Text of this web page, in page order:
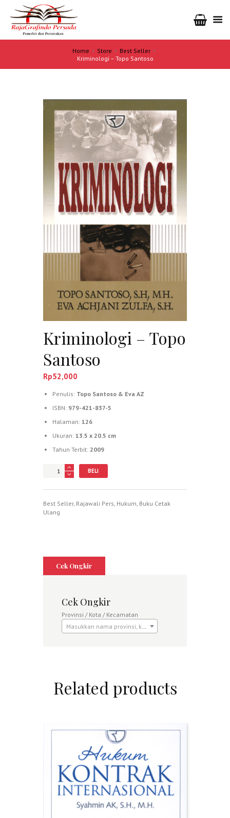
Home Store
Best Seller
Kriminologi – Topo Santoso
Kriminologi – Topo
Santoso
Rp52,000
Penulis: Topo Santoso & Eva AZ
ISBN: 979-421-837-5
Halaman: 126
Ukuran: 13.5 x 20.5 cm
Tahun Terbit: 2009
Jumlah BELI
Best Seller, Rajawali Pers Hukum Buku Cetak
Ulang
Cek Ongkir
Cek Ongkir
Provinsi / Kota / Kecamatan
Masukkan nama provinsi, kota atau kecamatan
Related products